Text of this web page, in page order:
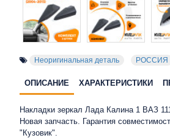
Неоригинальная деталь РОССИЯ
ОПИСАНИЕ ХАРАКТЕРИСТИКИ
Накладки зеркал Лада Калина 1 ВАЗ
Новая запчасть. Гарантия
"Кузовик".